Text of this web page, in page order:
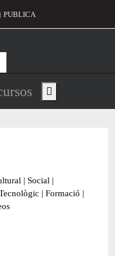
d'usuari
PUBLICA
de
Show main menu
| Social |
| Formació |